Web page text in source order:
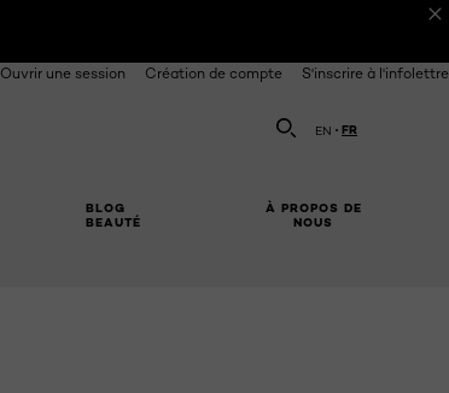
Ouvrir une session Création de compte S'inscrire à l'infolettre
BLOG
BEAUTÉ
À PROPOS DE
NOUS
Choisir votre
EN FR